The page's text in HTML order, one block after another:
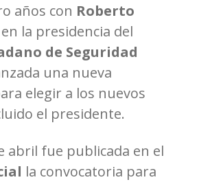
años con Roberto
en la presidencia del
de Seguridad
una nueva
elegir a los nuevos
el presidente.
abril fue publicada en el
la convocatoria para